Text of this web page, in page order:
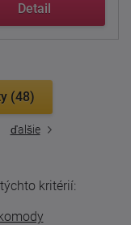
Detail
(48)
ďalšie
kritérií: